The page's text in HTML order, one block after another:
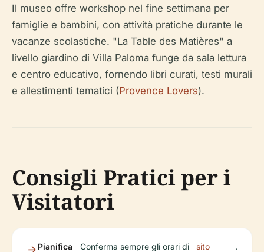
Il museo offre workshop nel fine settimana per
famiglie e bambini, con attività pratiche durante le
vacanze scolastiche. "La Table des Matières" a
livello giardino di Villa Paloma funge da sala lettura
e centro educativo, fornendo libri curati, testi murali
e allestimenti tematici (Provence Lovers).
Consigli Pratici per i
Visitatori
Pianifica
Conferma sempre gli orari di
sito
.